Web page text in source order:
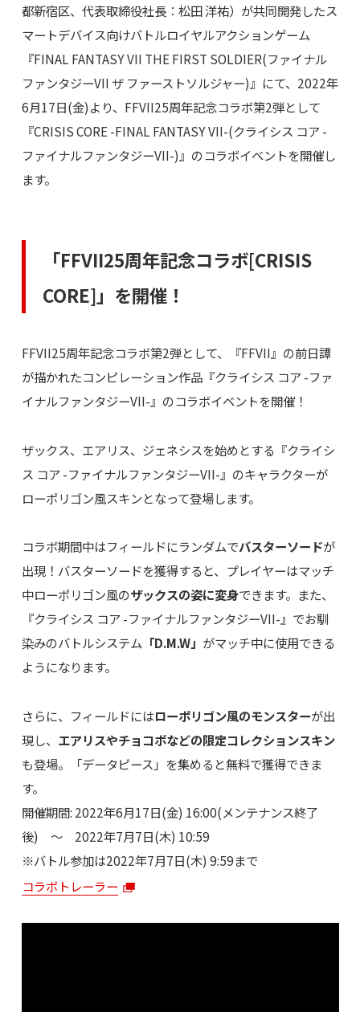
都新宿区、代表取締役社長：松田 洋祐）が共同開発したス
マートデバイス向けバトルロイヤルアクションゲーム
『FINAL FANTASY VII THE FIRST SOLDIER(ファイナル
ファンタジーVII ザ ファーストソルジャー)』にて、2022年
6月17日(金)より、FFVII25周年記念コラボ第2弾として
『CRISIS CORE -FINAL FANTASY VII-(クライシス コア -
ファイナルファンタジーVII-)』のコラボイベントを開催し
ます。
「FFVII25周年記念コラボ[CRISIS
CORE]」を開催！
FFVII25周年記念コラボ第2弾として、『FFVII』の前日譚
が描かれたコンピレーション作品『クライシス コア -ファ
イナルファンタジーVII-』のコラボイベントを開催！
ザックス、エアリス、ジェネシスを始めとする『クライシ
ス コア -ファイナルファンタジーVII-』のキャラクターが
ローポリゴン風スキンとなって登場します。
コラボ期間中はフィールドにランダムでバスターソードが
出現！バスターソードを獲得すると、プレイヤーはマッチ
中ローポリゴン風のザックスの姿に変身できます。また、
『クライシス コア -ファイナルファンタジーVII-』でお馴
染みのバトルシステム 「D.M.W」 がマッチ中に使用できる
ようになります。
さらに、フィールドにはローポリゴン風のモンスターが出
現し、 エアリスやチョコボなどの限定コレクションスキン
も登場。「データピース」を集めると無料で獲得できま
す。
開催期間: 2022年6月17日(金) 16:00(メンテナンス終了
後) ～ 2022年7月7日(木) 10:59
※バトル参加は2022年7月7日(木) 9:59まで
コラボトレーラー